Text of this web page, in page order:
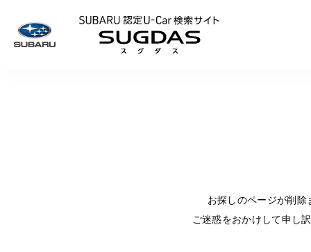
お探しのページが削
ご迷惑をおかけして申し